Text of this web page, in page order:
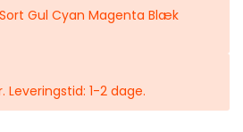
Gul Cyan Magenta Blæk
Leveringstid: 1-2 dage.